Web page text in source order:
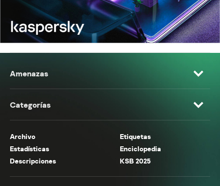
Amenazas
Categorías
Archivo
Etiquetas
Estadísticas
Enciclopedia
Descripciones
KSB 2025